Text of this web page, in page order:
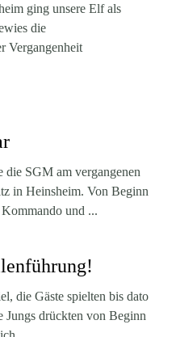
ging unsere Elf als
die
Vergangenheit
SGM am vergangenen
in Heinsheim. Von Beginn
und ...
die Gäste spielten bis dato
Jungs drückten von Beginn